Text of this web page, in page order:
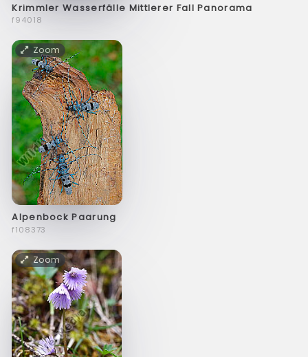
Krimmler Wasserfälle Mittlerer Fall Panorama
f94018
Zoom
Alpenbock Paarung
f108373
Zoom